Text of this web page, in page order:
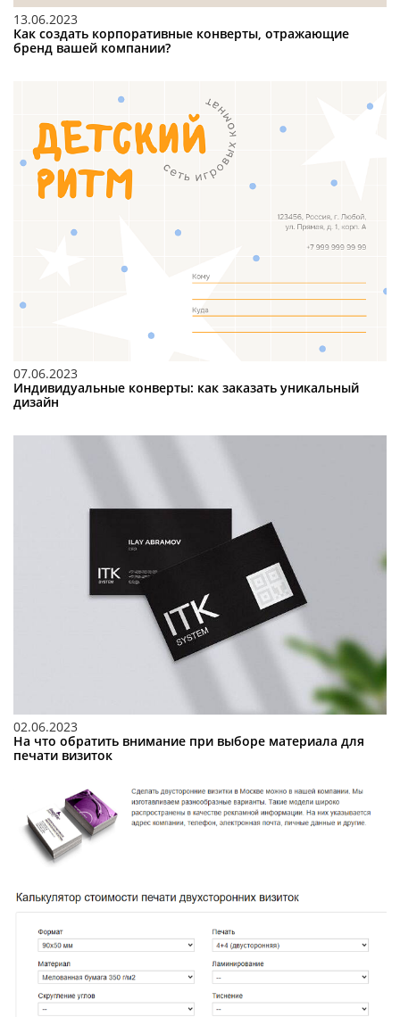
13.06.2023
Как создать корпоративные конверты, отражающие
бренд вашей компании?
07.06.2023
Индивидуальные конверты: как заказать уникальный
дизайн
02.06.2023
На что обратить внимание при выборе материала для
печати визиток